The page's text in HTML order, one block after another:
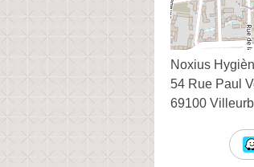
Noxius
54 Rue Paul
69100